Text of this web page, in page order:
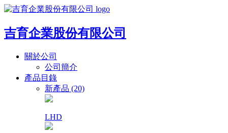
吉育企業股份有限公司
關於公司
公司簡介
產品目錄
新產品 (20)
LHD